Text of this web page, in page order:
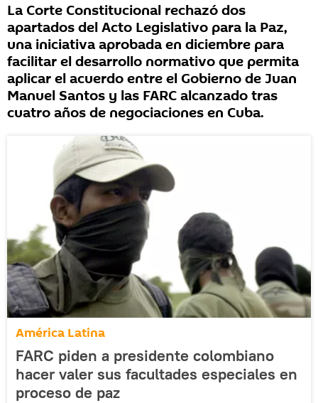
La Corte Constitucional rechazó dos
apartados del Acto Legislativo para la Paz,
una iniciativa aprobada en diciembre para
facilitar el desarrollo normativo que permita
aplicar el acuerdo entre el Gobierno de Juan
Manuel Santos y las FARC alcanzado tras
cuatro años de negociaciones en Cuba.
América Latina
FARC piden a presidente colombiano
hacer valer sus facultades especiales en
proceso de paz